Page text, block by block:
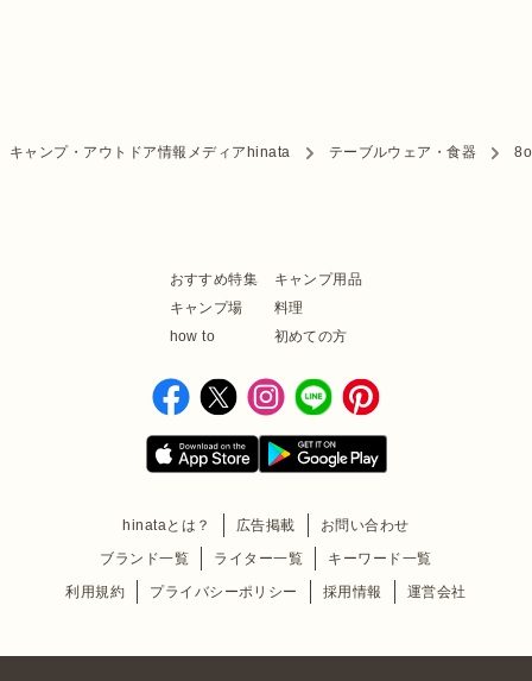
キャンプ・アウトドア情報メディアhinata テーブルウェア・食器
おすすめ特集
キャンプ用品
キャンプ場
料理
how to
初めての方
hinataとは？ 広告掲載
お問い合わせ
ブランド一覧
ライター一覧
キーワード一覧
利用規約
プライバシーポリシー 採用情報 運営会社